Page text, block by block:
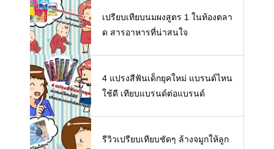
เปรียบเทียบนมผงสูตร 1 ในท้องตลา
ด สารอาหารที่น่าสนใจ
4 แปรงสีฟันเด็กยุคใหม่ แบรนด์ไหน
ใช้ดี เทียบแบรนด์ต่อแบรนด์
รีวิวเปรียบเทียบชัดๆ ล้างจมูกให้ลูก